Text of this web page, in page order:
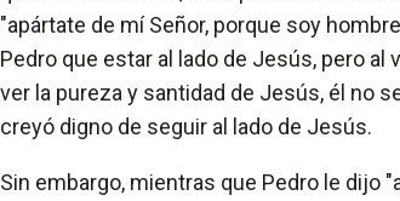
"apártate de mí Señor, porque soy
Pedro que estar al lado de Jesús, pero
ver la pureza y santidad de Jesús, él no
creyó digno de seguir al lado de Jesús.
Sin embargo, mientras que Pedro le dijo